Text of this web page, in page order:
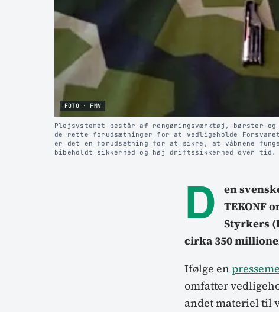
FOTO · FMV
Plejsystemet består af rengøringsværktøj, børster
de rette forudsætninger for at vedligeholde
er det en forudsætning for at sikre, at våbnene
bibeholdt sikkerhed og høj driftssikkerhed over tid.
D
en
TEKONF
Styrkers
cirka 350
Ifølge en
omfatter
andet materiel til